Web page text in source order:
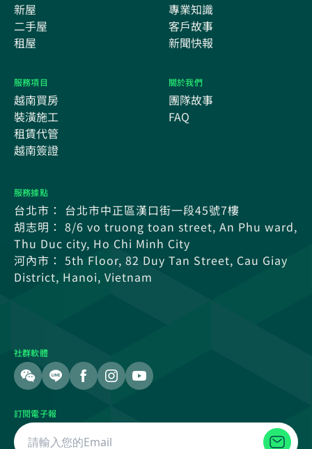
新屋
二手屋
租屋
專業知識
客戶故事
新聞快報
服務項目
越南買房
裝潢施工
租賃代管
越南簽證
關於我們
團隊故事
FAQ
服務據點
台北市： 台北市中正區漢口街一段45號7樓
胡志明： 8/6 vo truong toan street, An Phu ward,
Thu Duc city, Ho Chi Minh City
河內市： 5th Floor, 82 Duy Tan Street, Cau Giay
District, Hanoi, Vietnam
社群軟體
訂閱電子報